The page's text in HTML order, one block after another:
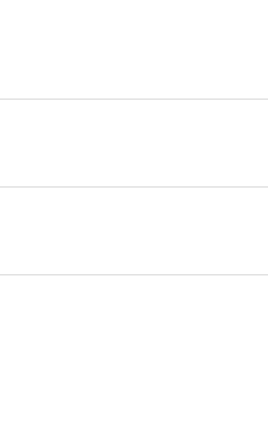
tonificanti,
circolari
GLYCERIN,